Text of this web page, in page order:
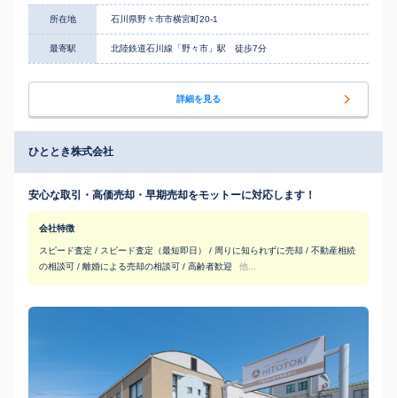
所在地 石川県野々市市横宮町20-1
最寄駅 北陸鉄道石川線「野々市」駅 徒歩7分
詳細を見る
ひととき株式会社
安心な取引・高価売却・早期売却をモットーに対応します！
会社特徴
スピード査定 / スピード査定（最短即日） / 周りに知られずに売却 / 不動産相続
の相談可 / 離婚による売却の相談可 / 高齢者歓迎
他...